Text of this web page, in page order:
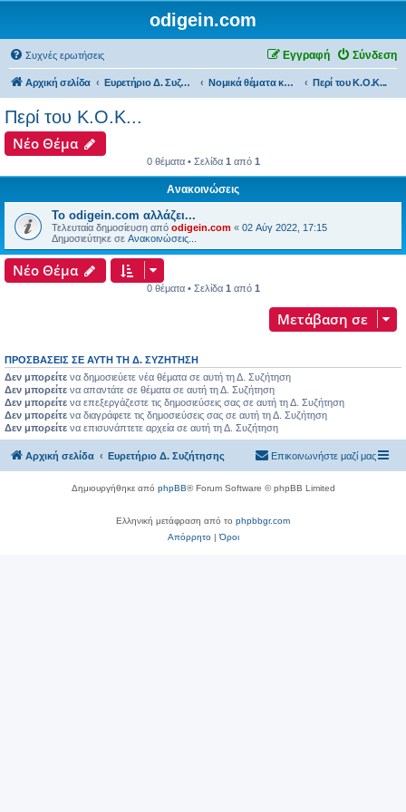
odigein.com
Συχνές ερωτήσεις Σύνδεση
Εγγραφή
Αρχική σελίδα Ευρετήριο Δ. Συζήτησης Νομικά θέματα και διαδικασίες που αφορούν την Αυτοκίνηση... Περί του Κ.Ο.Κ...
Περί του Κ.Ο.Κ...
Νέο Θέμα
0 θέματα • Σελίδα 1 από 1
Ανακοινώσεις
Το odigein.com αλλάζει...
Τελευταία δημοσίευση από odigein.com « 02 Αύγ 2022, 17:15
Δημοσιεύτηκε σε Ανακοινώσεις...
Νέο Θέμα
0 θέματα • Σελίδα 1 από 1
Μετάβαση σε
ΠΡΟΣΒΆΣΕΙΣ ΣΕ ΑΥΤΉ ΤΗ Δ. ΣΥΖΉΤΗΣΗ
Δεν μπορείτε να δημοσιεύετε νέα θέματα σε αυτή τη Δ. Συζήτηση
Δεν μπορείτε να απαντάτε σε θέματα σε αυτή τη Δ. Συζήτηση
Δεν μπορείτε να επεξεργάζεστε τις δημοσιεύσεις σας σε αυτή τη Δ. Συζήτηση
Δεν μπορείτε να διαγράφετε τις δημοσιεύσεις σας σε αυτή τη Δ. Συζήτηση
Δεν μπορείτε να επισυνάπτετε αρχεία σε αυτή τη Δ. Συζήτηση
Αρχική σελίδα Ευρετήριο Δ. Συζήτησης Επικοινωνήστε μαζί μας
Δημιουργήθηκε από phpBB® Forum Software © phpBB Limited
Ελληνική μετάφραση από το phpbbgr.com
Απόρρητο|Όροι